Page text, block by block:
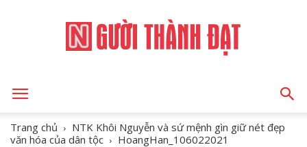
Trang chủ
NTK Khôi Nguyễn và sứ mệnh gìn giữ nét đẹp
văn hóa của dân tộc
HoangHan_106022021